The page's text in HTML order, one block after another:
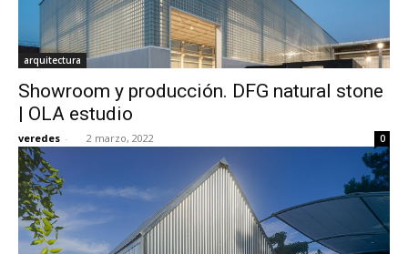
arquitectura
Showroom y producción. DFG natural stone
| OLA estudio
veredes - 2 marzo, 2022 0